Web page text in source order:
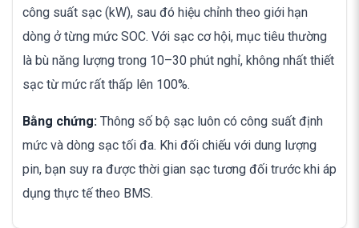
công suất sạc (kW), sau đó hiệu chỉnh theo giới hạn
dòng ở từng mức SOC. Với sạc cơ hội, mục tiêu thường
là bù năng lượng trong 10–30 phút nghỉ, không nhất thiết
sạc từ mức rất thấp lên 100%.
Bằng chứng: Thông số bộ sạc luôn có công suất định
mức và dòng sạc tối đa. Khi đối chiếu với dung lượng
pin, bạn suy ra được thời gian sạc tương đối trước khi áp
dụng thực tế theo BMS.